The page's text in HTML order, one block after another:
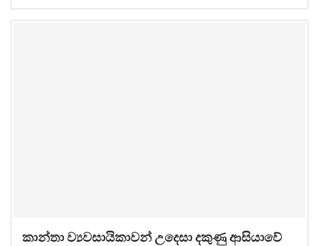
කාන්තා ව්‍යවසායිකාවන් උදෙසා දකුණු ආසියාවේ